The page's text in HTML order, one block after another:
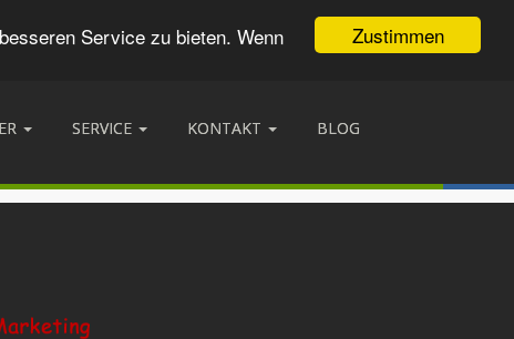
Zustimmen
Service zu bieten. Wenn
SERVICE KONTAKT BLOG